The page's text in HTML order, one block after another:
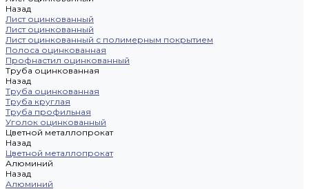
Назад
Лист оцинкованный
Лист оцинкованный
Лист оцинкованный с полимерным покрытием
Полоса оцинкованная
Профнастил оцинкованный
Труба оцинкованная
Назад
Труба оцинкованная
Труба круглая
Труба профильная
Уголок оцинкованный
Цветной металлопрокат
Назад
Цветной металлопрокат
Алюминий
Назад
Алюминий